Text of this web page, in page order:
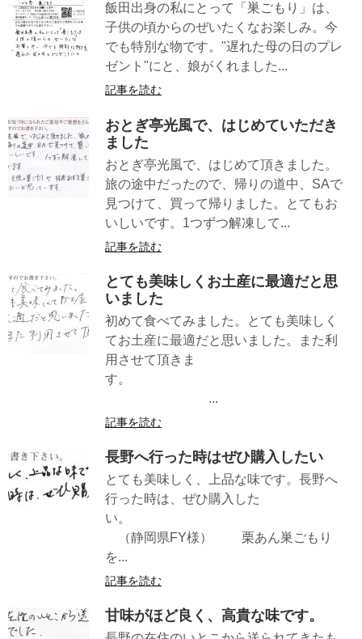
飯田出身の私にとって「巣ごもり」は、
子供の頃からのぜいたくなお楽しみ。今
でも特別な物です。"遅れた母の日のプレ
ゼント"にと、娘がくれました...
記事を読む
おとぎ亭光風で、はじめていただき
ました
おとぎ亭光風で、はじめて頂きました。
旅の途中だったので、帰りの道中、SAで
見つけて、買って帰りました。とてもお
いしいです。1つずつ解凍して...
記事を読む
とても美味しくお土産に最適だと思
いました
初めて食べてみました。とても美味しく
てお土産に最適だと思いました。また利
用させて頂きま
す。
...
記事を読む
長野へ行った時はぜひ購入したい
とても美味しく、上品な味です。長野へ
行った時は、ぜひ購入した
い。
（静岡県FY様） 栗あん巣ごもり
を...
記事を読む
甘味がほど良く、高貴な味です。